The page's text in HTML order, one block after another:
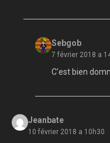
Sebgob
7 février 2018 a
C’est bien
Jeanbate
10 février 2018 a 10h30